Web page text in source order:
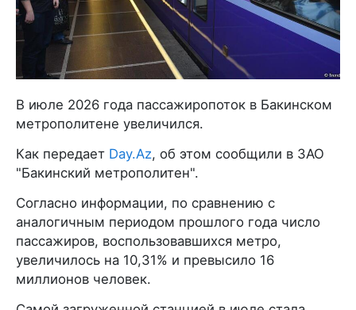
В июле 2026 года пассажиропоток в Бакинском
метрополитене увеличился.
Как передает Day.Az, об этом сообщили в ЗАО
"Бакинский метрополитен".
Согласно информации, по сравнению с
аналогичным периодом прошлого года число
пассажиров, воспользовавшихся метро,
увеличилось на 10,31% и превысило 16
миллионов человек.